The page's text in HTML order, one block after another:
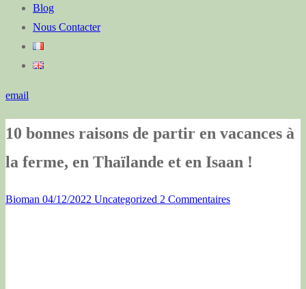
Blog
Nous Contacter
email
10 bonnes raisons de partir en vacances à
la ferme, en Thaïlande et en Isaan !
Bioman 04/12/2022 Uncategorized 2 Commentaires